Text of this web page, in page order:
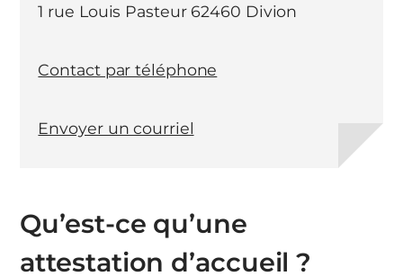
Qu’est-ce qu’une
attestation d’accueil ?
1 rue Louis Pasteur 62460 Divion
Contact par téléphone
Envoyer un courriel